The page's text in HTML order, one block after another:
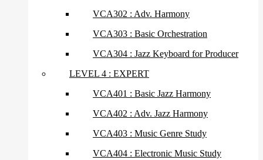
VCA302 : Adv. Harmony
VCA303 : Basic Orchestration
VCA304 : Jazz Keyboard for Producer
LEVEL 4 : EXPERT
VCA401 : Basic Jazz Harmony
VCA402 : Adv. Jazz Harmony
VCA403 : Music Genre Study
VCA404 : Electronic Music Study